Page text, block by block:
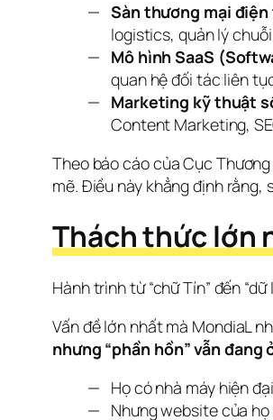
Sàn thương mại
logistics, quản lý
Mô hình SaaS
quan hệ đối tác liên
Marketing kỹ thuật
Content Marketing,
Theo báo cáo của Cục
mẽ. Điều này khẳng định
Thách thức lớn
Hành trình từ “chữ Tín” đến
Vấn đề lớn nhất mà MondiaL
nhưng “phần hồn” vẫn đang
Họ có nhà máy hiện
Nhưng website của